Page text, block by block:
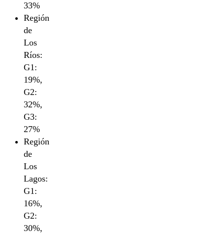
33%
Región
de
Los
Ríos:
G1:
19%,
G2:
32%,
G3:
27%
Región
de
Los
Lagos:
G1:
16%,
G2:
30%,